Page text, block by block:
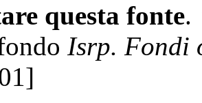
questa fonte.
Isrp. Fondi